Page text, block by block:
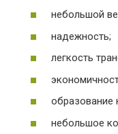
небольшой
надежность;
легкость
образование
небольшое